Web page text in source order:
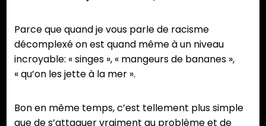
Parce que quand je vous parle de racisme
décomplexé on est quand même à un niveau
incroyable: « singes », « mangeurs de bananes »,
« qu’on les jette à la mer ».
Bon en même temps, c’est tellement plus simple
que de s’attaquer vraiment au problème et de